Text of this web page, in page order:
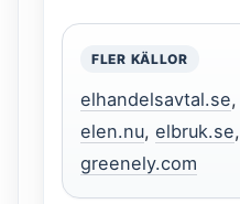
FLER KÄLLOR
elhandelsavtal.se,
elen.nu, elbruk.se,
greenely.com